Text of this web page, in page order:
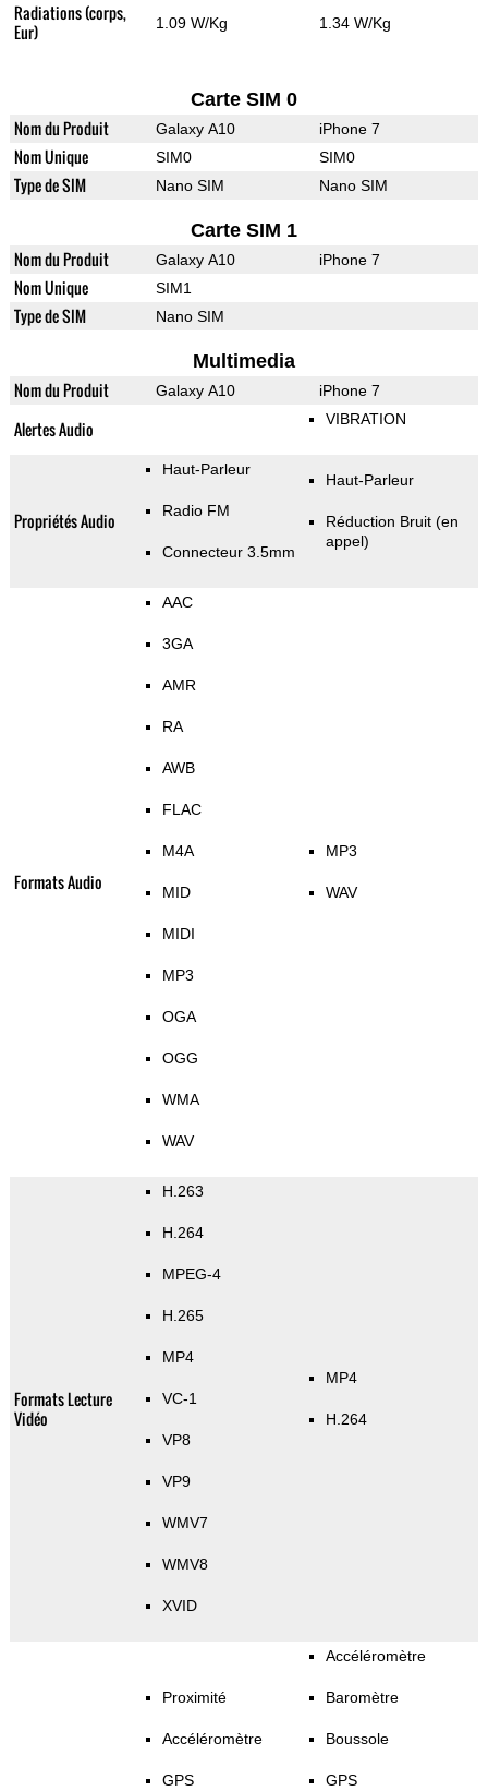
Radiations (corps,
Eur)
1.09 W/Kg 1.34 W/Kg
Carte SIM 0
Nom du Produit Galaxy A10 iPhone 7
Nom Unique SIM0 SIM0
Type de SIM Nano SIM Nano SIM
Carte SIM 1
Nom du Produit Galaxy A10 iPhone 7
Nom Unique SIM1
Type de SIM Nano SIM
Multimedia
Nom du Produit Galaxy A10 iPhone 7
Alertes Audio VIBRATION
Propriétés Audio
Haut-Parleur
Radio FM
Connecteur 3.5mm
Haut-Parleur
Réduction Bruit (en
appel)
Formats Audio
AAC
3GA
AMR
RA
AWB
FLAC
M4A
MID
MIDI
MP3
OGA
OGG
WMA
WAV
MP3
WAV
Formats Lecture
Vidéo
H.263
H.264
MPEG-4
H.265
MP4
VC-1
VP8
VP9
WMV7
WMV8
XVID
MP4
H.264
Proximité
Accéléromètre
GPS
Accéléromètre
Baromètre
Boussole
GPS